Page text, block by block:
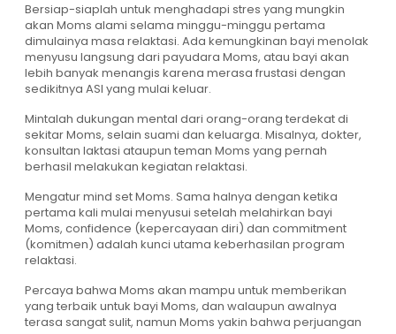
Bersiap-siaplah untuk menghadapi stres yang mungkin
akan Moms alami selama minggu-minggu pertama
dimulainya masa relaktasi. Ada kemungkinan bayi menolak
menyusu langsung dari payudara Moms, atau bayi akan
lebih banyak menangis karena merasa frustasi dengan
sedikitnya ASI yang mulai keluar.
Mintalah dukungan mental dari orang-orang terdekat di
sekitar Moms, selain suami dan keluarga. Misalnya, dokter,
konsultan laktasi ataupun teman Moms yang pernah
berhasil melakukan kegiatan relaktasi.
Mengatur mind set Moms. Sama halnya dengan ketika
pertama kali mulai menyusui setelah melahirkan bayi
Moms, confidence (kepercayaan diri) dan commitment
(komitmen) adalah kunci utama keberhasilan program
relaktasi.
Percaya bahwa Moms akan mampu untuk memberikan
yang terbaik untuk bayi Moms, dan walaupun awalnya
terasa sangat sulit, namun Moms yakin bahwa perjuangan